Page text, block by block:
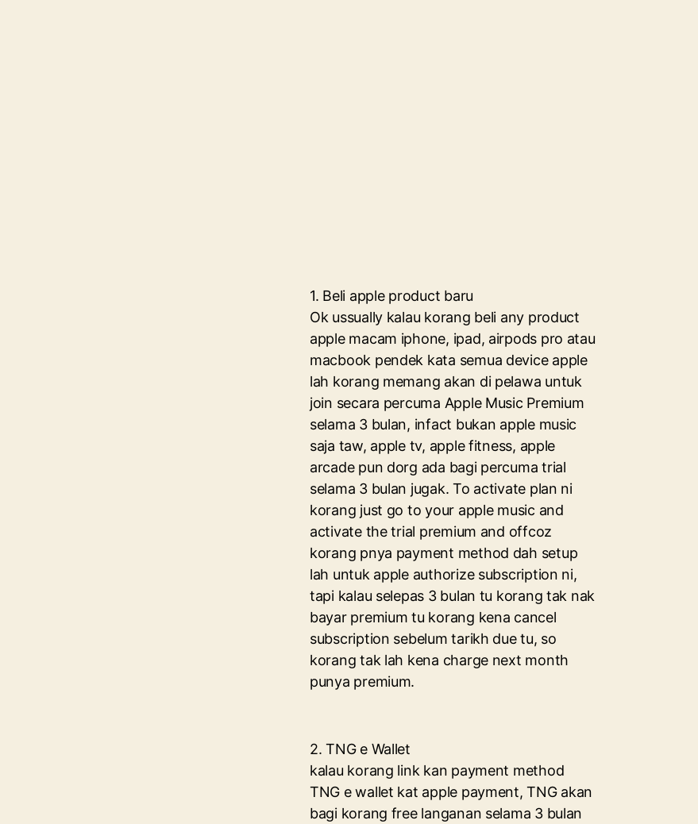
1. Beli apple product baru
Ok ussually kalau korang beli any product
apple macam iphone, ipad, airpods pro atau
macbook pendek kata semua device apple
lah korang memang akan di pelawa untuk
join secara percuma Apple Music Premium
selama 3 bulan, infact bukan apple music
saja taw, apple tv, apple fitness, apple
arcade pun dorg ada bagi percuma trial
selama 3 bulan jugak. To activate plan ni
korang just go to your apple music and
activate the trial premium and offcoz
korang pnya payment method dah setup
lah untuk apple authorize subscription ni,
tapi kalau selepas 3 bulan tu korang tak nak
bayar premium tu korang kena cancel
subscription sebelum tarikh due tu, so
korang tak lah kena charge next month
punya premium.
2. TNG e Wallet
kalau korang link kan payment method
TNG e wallet kat apple payment, TNG akan
bagi korang free langanan selama 3 bulan